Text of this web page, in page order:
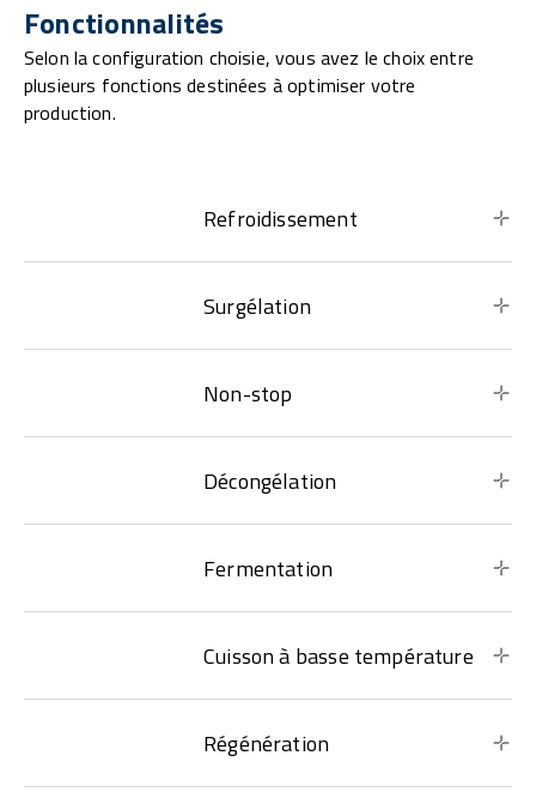
Fonctionnalités
Selon la configuration choisie, vous avez le choix entre
plusieurs fonctions destinées à optimiser votre
production.
Refroidissement
Surgélation
Non-stop
Décongélation
Fermentation
Cuisson à basse température
Régénération